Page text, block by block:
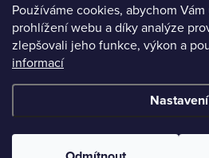
Používáme cookies, abychom
prohlížení webu a díky analýze
zlepšovali jeho funkce, výkon a
informací
Nastavení
Užitečné informace
Copyright 2026AV Interiéry. Všechna